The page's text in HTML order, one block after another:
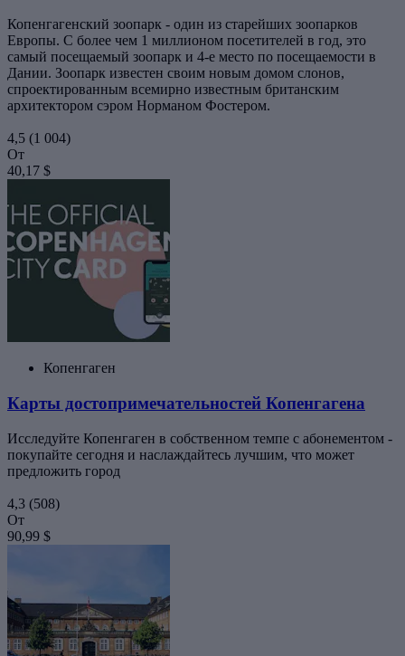
Копенгагенский зоопарк - один из старейших зоопарков
Европы. С более чем 1 миллионом посетителей в год, это
самый посещаемый зоопарк и 4-е место по посещаемости в
Дании. Зоопарк известен своим новым домом слонов,
спроектированным всемирно известным британским
архитектором сэром Норманом Фостером.
4,5 (1 004)
От
40,17 $
Копенгаген
Карты достопримечательностей Копенгагена
Исследуйте Копенгаген в собственном темпе с абонементом -
покупайте сегодня и наслаждайтесь лучшим, что может
предложить город
4,3 (508)
От
90,99 $